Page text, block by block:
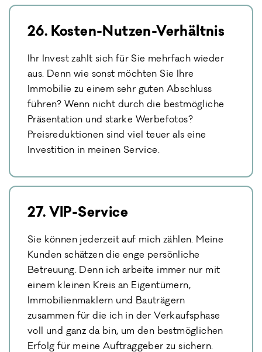
26. Kosten-Nutzen-Verhältnis
Ihr Invest zahlt sich für Sie mehrfach wieder
aus. Denn wie sonst möchten Sie Ihre
Immobilie zu einem sehr guten Abschluss
führen? Wenn nicht durch die bestmögliche
Präsentation und starke Werbefotos?
Preisreduktionen sind viel teuer als eine
Investition in meinen Service.
27. VIP-Service
Sie können jederzeit auf mich zählen. Meine
Kunden schätzen die enge persönliche
Betreuung. Denn ich arbeite immer nur mit
einem kleinen Kreis an Eigentümern,
Immobilienmaklern und Bauträgern
zusammen für die ich in der Verkaufsphase
voll und ganz da bin, um den bestmöglichen
Erfolg für meine Auftraggeber zu sichern.